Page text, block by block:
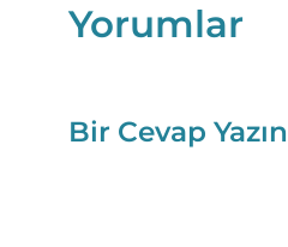
Yorumlar
Bir Cevap Yazın